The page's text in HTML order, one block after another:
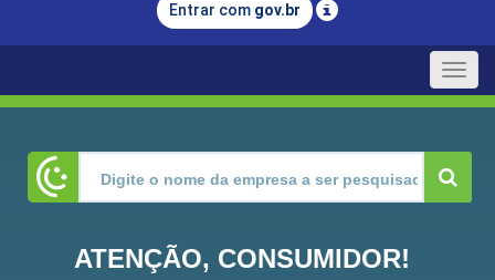
Legislação
Entrar com gov.br
Toggle
ATENÇÃO, CONSUMIDOR!